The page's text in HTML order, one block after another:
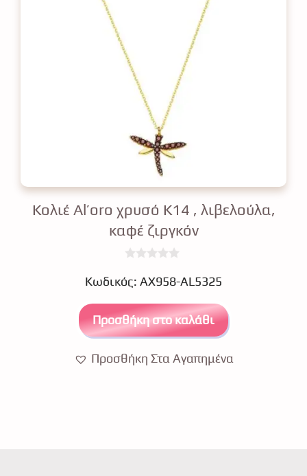
Κολιέ Al’oro χρυσό Κ14 , λιβελούλα,
καφέ ζιργκόν
o
u
f
5
Κωδικός: ΑΧ958-AL5325
Προσθήκη στο καλάθι
Προσθήκη Στα Αγαπημένα